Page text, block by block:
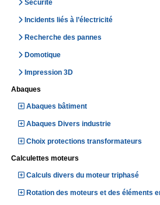
Sécurité
Incidents liés à l’électricité
Recherche des pannes
Domotique
Impression 3D
Abaques
Abaques bâtiment
Abaques Divers industrie
Choix protections transformateurs
Calculettes moteurs
Calculs divers du moteur triphasé
Rotation des moteurs et des éléments